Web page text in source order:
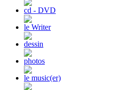
cd - DVD
le Writer
dessin
photos
le music(er)